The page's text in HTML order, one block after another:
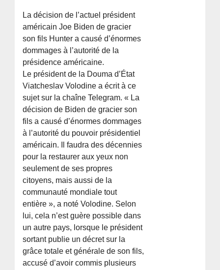
La décision de l’actuel président
américain Joe Biden de gracier
son fils Hunter a causé d’énormes
dommages à l’autorité de la
présidence américaine.
Le président de la Douma d’État
Viatcheslav Volodine a écrit à ce
sujet sur la chaîne Telegram. « La
décision de Biden de gracier son
fils a causé d’énormes dommages
à l’autorité du pouvoir présidentiel
américain. Il faudra des décennies
pour la restaurer aux yeux non
seulement de ses propres
citoyens, mais aussi de la
communauté mondiale tout
entière », a noté Volodine. Selon
lui, cela n’est guère possible dans
un autre pays, lorsque le président
sortant publie un décret sur la
grâce totale et générale de son fils,
accusé d’avoir commis plusieurs